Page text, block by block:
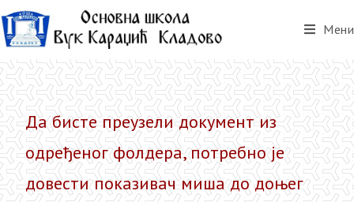
Мени
Да бисте преузели документ из
одређеног фолдера, потребно је
довести показивач миша до доњег